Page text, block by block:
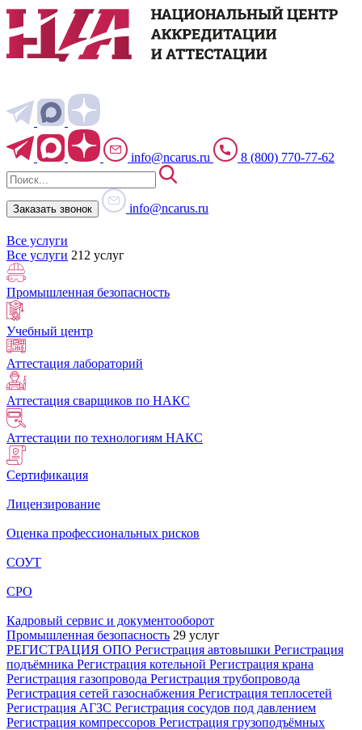
info@ncarus.ru 8 (800) 770-77-62
Заказать звонок info@ncarus.ru
Все услуги
Все услуги 212 услуг
Промышленная безопасность
Учебный центр
Аттестация лабораторий
Аттестация сварщиков по НАКС
Аттестации по технологиям НАКС
Сертификация
Лицензирование
Оценка профессиональных рисков
СОУТ
СРО
Кадровый сервис и документооборот
Промышленная безопасность 29 услуг
РЕГИСТРАЦИЯ ОПО Регистрация автовышки Регистрация
подъёмника Регистрация котельной Регистрация крана
Регистрация газопровода Регистрация трубопровода
Регистрация сетей газоснабжения Регистрация теплосетей
Регистрация АГЗС Регистрация сосудов под давлением
Регистрация компрессоров Регистрация грузоподъёмных